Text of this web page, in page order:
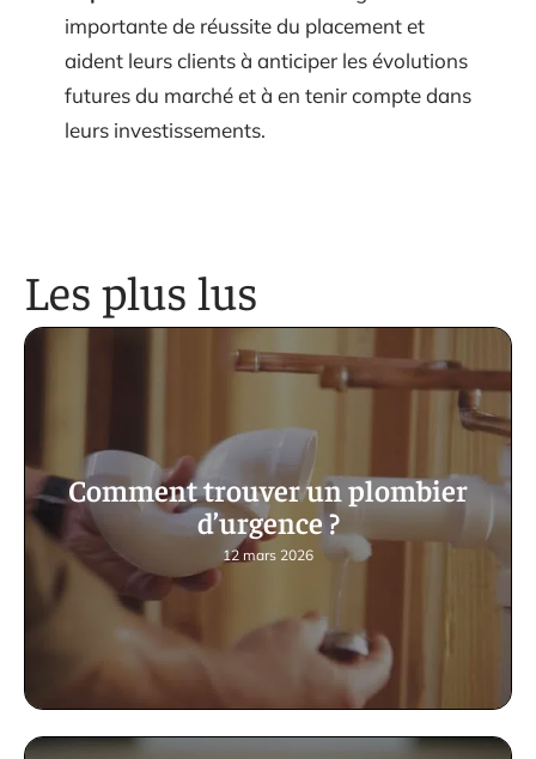
importante de réussite du placement et
aident leurs clients à anticiper les évolutions
futures du marché et à en tenir compte dans
leurs investissements.
Les plus lus
Comment trouver un plombier
d’urgence ?
12 mars 2026